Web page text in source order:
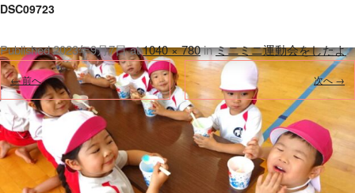
DSC09723
Published2023年9月7日at1040 × 780inミニミニ運動会をしたよ.
← 前へ 次へ →